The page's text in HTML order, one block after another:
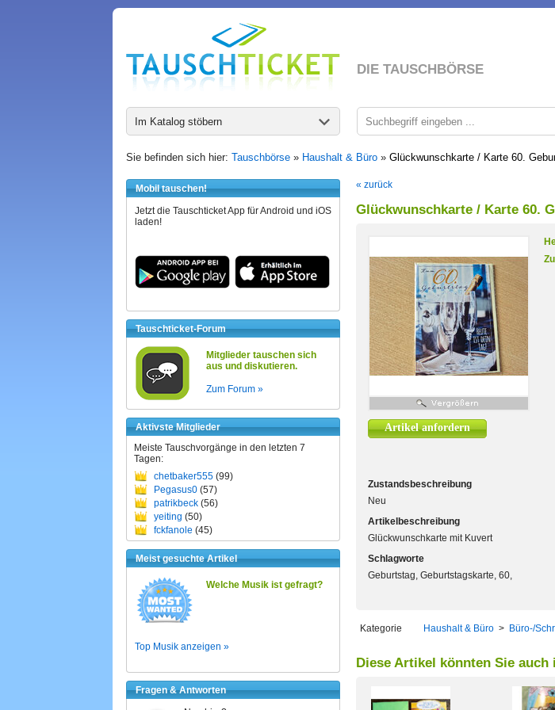
DIE TAUSCHBÖRSE
Im Katalog stöbern
Sie befinden sich hier: Tauschbörse » Haushalt & Büro » Glückwunschkarte / Karte 60.
Mobil tauschen!
Jetzt die Tauschticket App für Android und iOS
laden!
Tauschticket-Forum
Mitglieder tauschen sich
aus und diskutieren.
Zum Forum »
Aktivste Mitglieder
Meiste Tauschvorgänge in den letzten 7
Tagen:
chetbaker555 (99)
Pegasus0 (57)
patrikbeck (56)
yeiting (50)
fckfanole (45)
Meist gesuchte Artikel
Welche Musik ist gefragt?
Top Musik anzeigen »
Fragen & Antworten
« zurück
Glückwunschkarte / Karte 60.
Artikel anfordern
Zustandsbeschreibung
Neu
Artikelbeschreibung
Glückwunschkarte mit Kuvert
Schlagworte
Geburtstag, Geburtstagskarte, 60,
Kategorie Haushalt & Büro > Büro-/
Diese Artikel könnten Sie auch